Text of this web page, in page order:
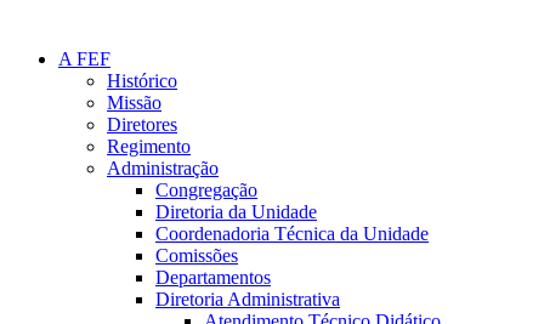
A FEF
Histórico
Missão
Diretores
Regimento
Administração
Congregação
Diretoria da Unidade
Coordenadoria Técnica da Unidade
Comissões
Departamentos
Diretoria Administrativa